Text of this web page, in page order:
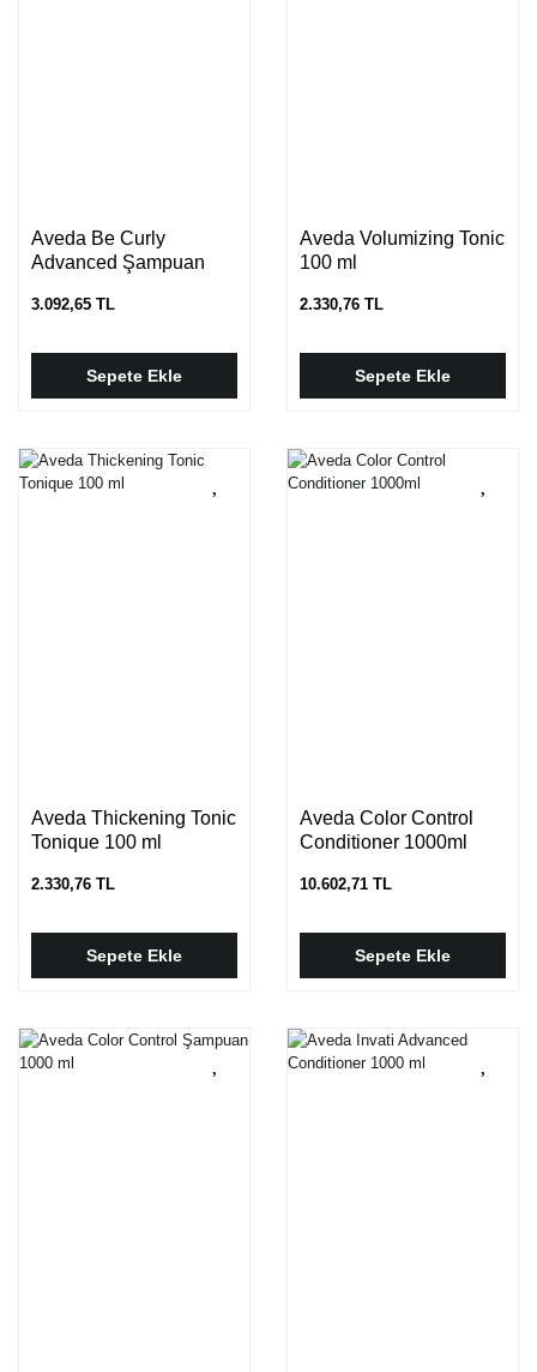
Aveda Be Curly
Advanced Şampuan
3.092,65 TL
Sepete Ekle
Aveda Volumizing Tonic
100 ml
2.330,76 TL
Sepete Ekle
Aveda Thickening Tonic
Tonique 100 ml
2.330,76 TL
Sepete Ekle
Aveda Color Control
Conditioner 1000ml
10.602,71 TL
Sepete Ekle